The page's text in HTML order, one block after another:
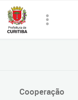
Cooperação